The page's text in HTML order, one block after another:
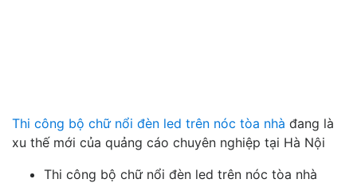
Thi công bộ chữ nổi đèn led trên nóc tòa nhà đang là
xu thế mới của quảng cáo chuyên nghiệp tại Hà Nội
Thi công bộ chữ nổi đèn led trên nóc tòa nhà